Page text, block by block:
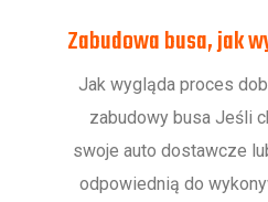
Zabudowa busa, jak
Jak wygląda proces
zabudowy busa Jeśli
swoje auto dostawcze
odpowiednią do